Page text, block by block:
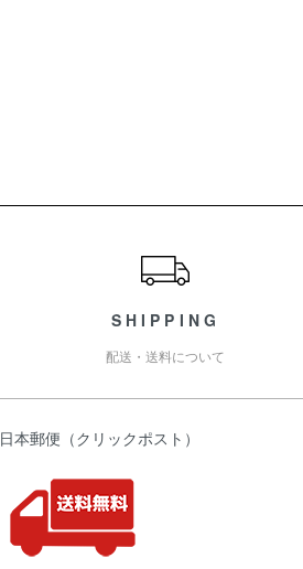
SHIPPING
配送・送料について
日本郵便（クリックポスト）